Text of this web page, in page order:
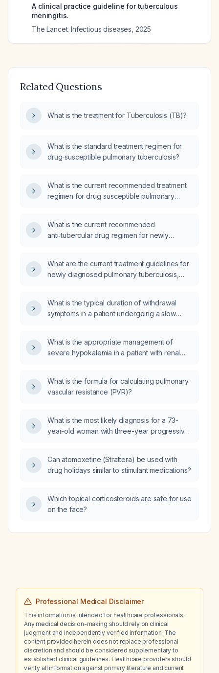
A clinical practice guideline for tuberculous
meningitis.
The Lancet. Infectious diseases 2025
Related Questions
What is the treatment for Tuberculosis (TB)?
What is the standard treatment regimen for
drug‑susceptible pulmonary tuberculosis?
What is the current recommended treatment
regimen for drug‑susceptible pulmonary
What is the current recommended
anti‑tubercular drug regimen for newly
What are the current treatment guidelines for
newly diagnosed pulmonary tuberculosis,
options for drug‑resistant disease?
What is the typical duration of withdrawal
symptoms in a patient undergoing a slow
What is the appropriate management of
severe hypokalemia in a patient with renal
What is the formula for calculating pulmonary
vascular resistance (PVR)?
What is the most likely diagnosis for a 73-
year-old woman with three-year progressive
slowed and clumsy gait, hypertension,
diabetes mellitus, dyslipidemia, blood
minute, BMI 25.7, MMSE 20/30 and abnormal
clock drawing?
Can atomoxetine (Strattera) be used with
drug holidays similar to stimulant medications?
Which topical corticosteroids are safe for use
on the face?
Professional Medical Disclaimer
This information is intended for healthcare professionals.
Any medical decision-making should rely on clinical
judgment and independently verified information. The
content provided herein does not replace professional
discretion and should be considered supplementary to
established clinical guidelines. Healthcare providers should
verify all information against primary literature and current